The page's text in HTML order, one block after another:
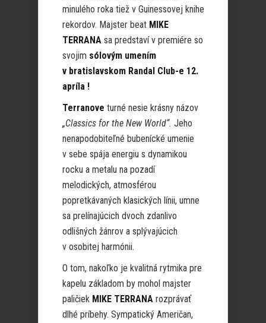
minulého roka tiež v Guinessovej knihe
rekordov. Majster beat MIKE
TERRANA sa predstaví v premiére so
svojim sólovým umením
v bratislavskom Randal Club-e 12.
apríla !
Terranove turné nesie krásny názov
„Classics for the New World“. Jeho
nenapodobiteľné bubenícké umenie
v sebe spája energiu s dynamikou
rocku a metalu na pozadí
melodických, atmosférou
popretkávaných klasických línii, umne
sa prelínajúcich dvoch zdanlivo
odlišných žánrov a splývajúcich
v osobitej harmónii.
O tom, nakoľko je kvalitná rytmika pre
kapelu základom by mohol majster
paličiek MIKE TERRANA rozprávať
dlhé príbehy. Sympatický Američan,